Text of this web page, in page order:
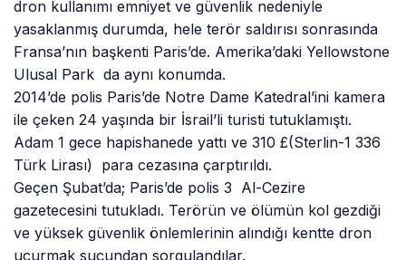
dron kullanımı emniyet ve güvenlik nedeniyle
yasaklanmış durumda, hele terör saldırısı sonrasında
Fransa’nın başkenti Paris’de. Amerika’daki Yellowstone
Ulusal Park da aynı konumda.
2014’de polis Paris’de Notre Dame Katedral’ini kamera
ile çeken 24 yaşında bir İsrail’li turisti tutuklamıştı.
Adam 1 gece hapishanede yattı ve 310 £(Sterlin-1 336
Türk Lirası) para cezasına çarptırıldı.
Geçen Şubat’da; Paris’de polis 3 Al-Cezire
gazetecesini tutukladı. Terörün ve ölümün kol gezdiği
ve yüksek güvenlik önlemlerinin alındığı kentte dron
uçurmak suçundan sorgulandılar.